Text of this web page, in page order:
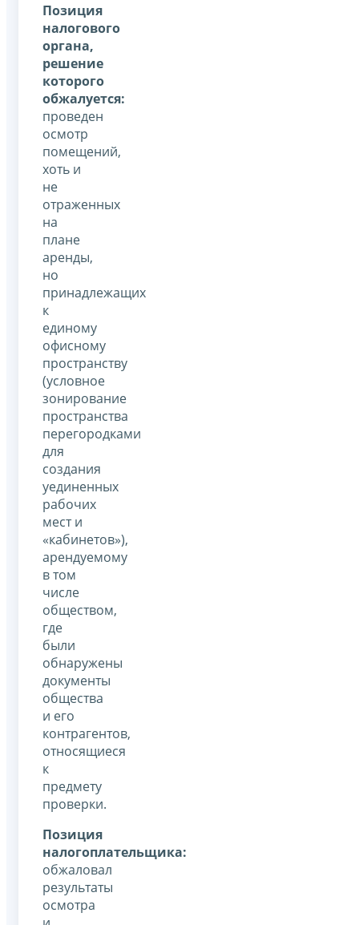
Позиция
налогового
органа,
решение
которого
обжалуется:
проведен
осмотр
помещений,
хоть и
не
отраженных
на
плане
аренды,
но
принадлежащих
к
единому
офисному
пространству
(условное
зонирование
пространства
перегородками
для
создания
уединенных
рабочих
мест и
«кабинетов»),
арендуемому
в том
числе
обществом,
где
были
обнаружены
документы
общества
и его
контрагентов,
относящиеся
к
предмету
проверки.
Позиция
налогоплательщика:
обжаловал
результаты
осмотра